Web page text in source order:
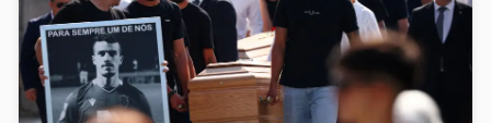
Pokretanje videa...